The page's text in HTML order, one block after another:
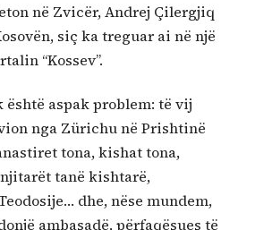
në Zvicër, Andrej Çilergjiq
siç ka treguar ai në një
“Kossev”.
është aspak problem: të vij
nga Zürichu në Prishtinë
tona, kishat tona,
tanë kishtarë,
dhe, nëse mundem,
ambasadë, përfaqësues të